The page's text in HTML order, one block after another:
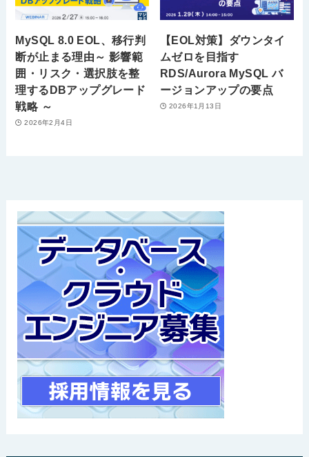
MySQL 8.0 EOL、移行判
断が止まる理由～ 影響範
囲・リスク・選択肢を整
理するDBアップグレード
戦略 ～
2026年2月4日
【EOL対策】ダウンタイ
ムゼロを目指す
RDS/Aurora MySQL バ
ージョンアップの要点
2026年1月13日